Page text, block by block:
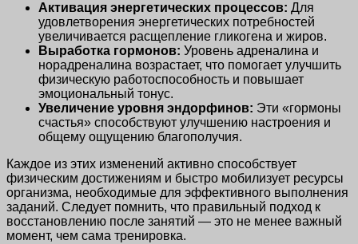
Активация энергетических процессов: Для
удовлетворения энергетических потребностей
увеличивается расщепление гликогена и жиров.
Выработка гормонов: Уровень адреналина и
норадреналина возрастает, что помогает улучшить
физическую работоспособность и повышает
эмоциональный тонус.
Увеличение уровня эндорфинов: Эти «гормоны
счастья» способствуют улучшению настроения и
общему ощущению благополучия.
Каждое из этих изменений активно способствует
физическим достижениям и быстро мобилизует ресурсы
организма, необходимые для эффективного выполнения
заданий. Следует помнить, что правильный подход к
восстановлению после занятий — это не менее важный
момент, чем сама тренировка.